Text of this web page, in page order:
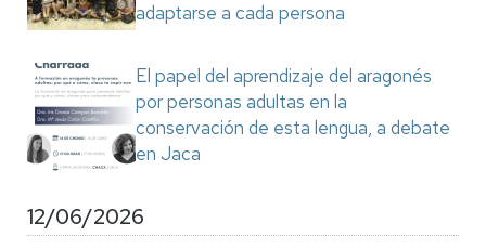
adaptarse a cada persona
El papel del aprendizaje del aragonés
por personas adultas en la
conservación de esta lengua, a debate
en Jaca
12/06/2026